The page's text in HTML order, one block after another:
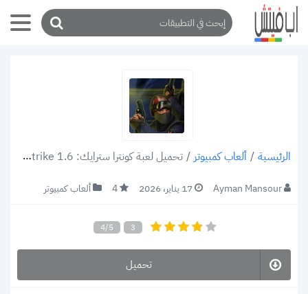
الرئيسية / ألعاب كمبيوتر / تحميل لعبة كونترا سترايك: counter Strike 1.6 للكمبيوتر أشهر ألعاب القتال الجماعية أحدث إصدار 2021 (رابط مباشر)
Ayman Mansour 17 يناير، 2026 4 ألعاب كمبيوتر
4/5 3
تحميل